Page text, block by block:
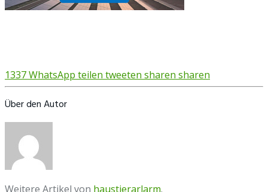
1337WhatsApp teilen tweeten sharen sharen
Über den Autor
Weitere Artikel von haustierarlarm.